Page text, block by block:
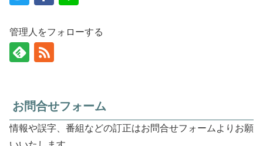
管理人をフォローする
お問合せフォーム
情報や誤字、番組などの訂正はお問合せフォームよりお願